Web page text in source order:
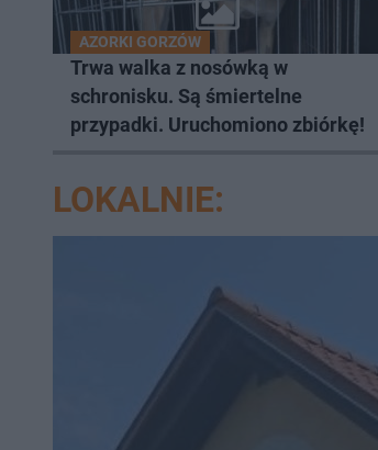
AZORKI GORZÓW
Trwa walka z nosówką w
schronisku. Są śmiertelne
przypadki. Uruchomiono zbiórkę!
LOKALNIE: